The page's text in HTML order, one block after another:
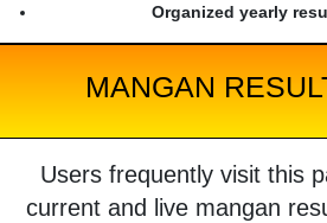
Organized yearly
MANGAN
Users frequently visit this
current and live mangan